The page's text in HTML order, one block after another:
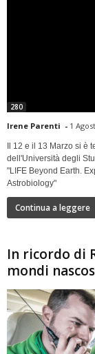
280
Irene Parenti - 1
Il 12 e il 13 Marzo si è
dell'Università degli
"LIFE Beyond Earth.
Astrobiology"
Continua a leggere
In ricordo di
mondi